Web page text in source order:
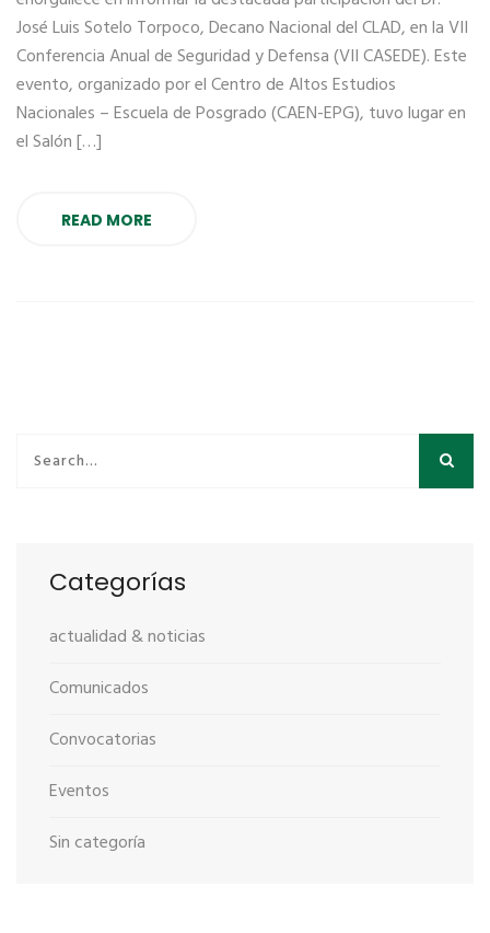
José Luis Sotelo Torpoco, Decano Nacional del CLAD, en la VII
Conferencia Anual de Seguridad y Defensa (VII CASEDE). Este
evento, organizado por el Centro de Altos Estudios
Nacionales – Escuela de Posgrado (CAEN-EPG), tuvo lugar en
el Salón […]
READ MORE
Categorías
actualidad & noticias
Comunicados
Convocatorias
Eventos
Sin categoría